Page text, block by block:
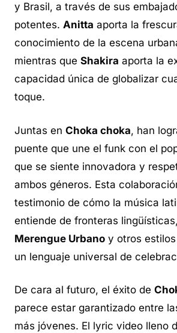
y Brasil, a través de sus
potentes. Anitta aporta la
conocimiento de la escena
mientras que Shakira aporta la
capacidad única de globalizar
toque.
Juntas en Choka choka, han
puente que une el funk con el
que se siente innovadora y
ambos géneros. Esta
testimonio de cómo la música
entiende de fronteras
Merengue Urbano y otros
un lenguaje universal de
De cara al futuro, el éxito de
parece estar garantizado entre
más jóvenes. El lyric video lleno